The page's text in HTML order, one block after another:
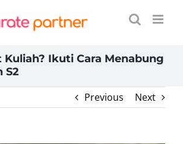
Ikuti Cara Menabung
S2
Previous
Next